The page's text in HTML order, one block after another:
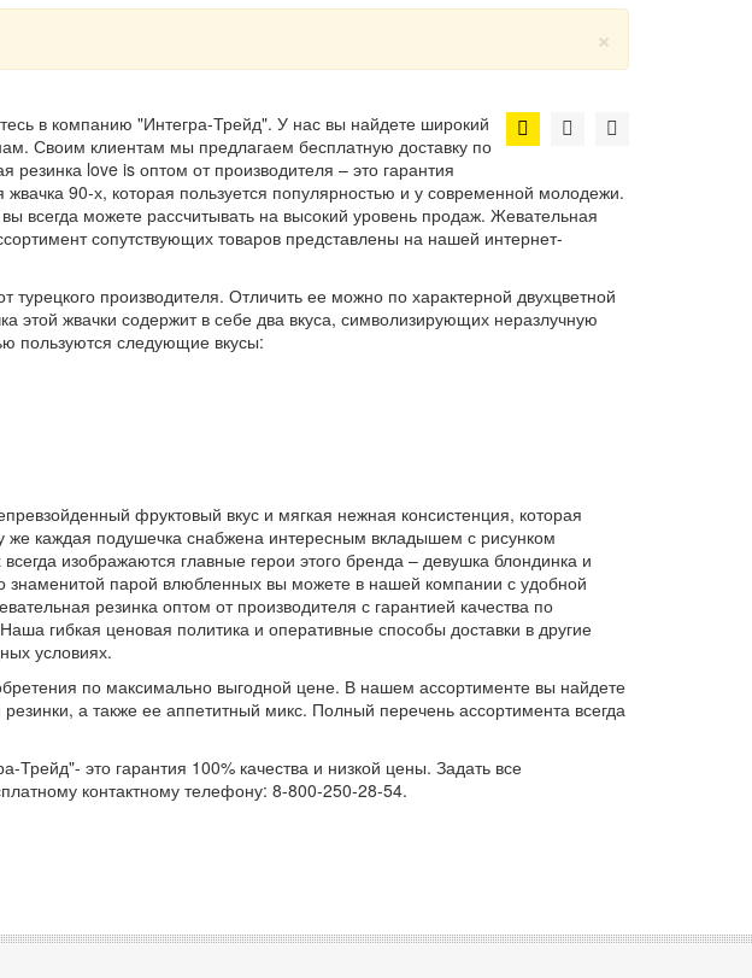
×
в компанию "Интегра-Трейд". У нас вы найдете широкий
Своим клиентам мы предлагаем бесплатную доставку по
резинка love is оптом от производителя – это гарантия
жвачка 90-х, которая пользуется популярностью и у современной молодежи.
всегда можете рассчитывать на высокий уровень продаж. Жевательная
сопутствующих товаров представлены на нашей интернет-
турецкого производителя. Отличить ее можно по характерной двухцветной
жвачки содержит в себе два вкуса, символизирующих неразлучную
пользуются следующие вкусы:
фруктовый вкус и мягкая нежная консистенция, которая
же каждая подушечка снабжена интересным вкладышем с рисунком
изображаются главные герои этого бренда – девушка блондинка и
знаменитой парой влюбленных вы можете в нашей компании с удобной
резинка оптом от производителя с гарантией качества по
гибкая ценовая политика и оперативные способы доставки в другие
условиях.
по максимально выгодной цене. В нашем ассортименте вы найдете
а также ее аппетитный микс. Полный перечень ассортимента всегда
это гарантия 100% качества и низкой цены. Задать все
контактному телефону: 8-800-250-28-54.